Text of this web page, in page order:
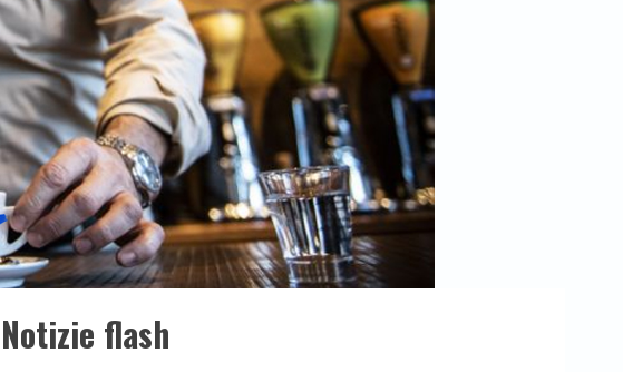
Notizie flash